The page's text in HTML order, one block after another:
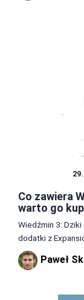
Co zawiera
warto go
Wiedźmin 3: Dziki
dodatki z
Paweł